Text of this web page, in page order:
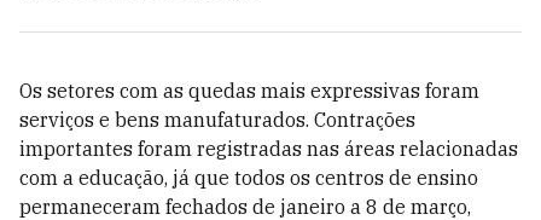
Os setores com as quedas mais expressivas foram
serviços e bens manufaturados. Contrações
importantes foram registradas nas áreas relacionadas
com a educação, já que todos os centros de ensino
permaneceram fechados de janeiro a 8 de março,